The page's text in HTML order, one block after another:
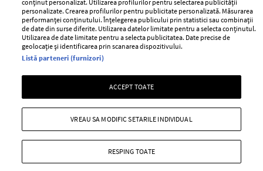
Baby
Retete
Retete practice
Pariază responsabil! Decizia ONJN nr. 821/25.09.2025.
Jocurile de noroc sunt interzise minorilor.
Copyright © 2026 Ringier Romania SRL
conținut personalizat. Utilizarea profilurilor pentru selectarea publicității
personalizate. Crearea profilurilor pentru publicitate personalizată. Măsurarea
performanței conținutului. Înțelegerea publicului prin statistici sau combinații
de date din surse diferite. Utilizarea datelor limitate pentru a selecta conținutul.
Utilizarea de date limitate pentru a selecta publicitatea. Date precise de
geolocație și identificarea prin scanarea dispozitivului.
Listă parteneri (furnizori)
ACCEPT TOATE
RESPING TOATE
VREAU SA MODIFIC SETARILE INDIVIDUAL